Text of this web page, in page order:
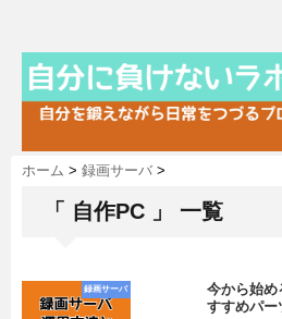
ホーム > 録画サーバ >
「 自作PC 」 一覧
録画サーバ
今から始め
すすめパー